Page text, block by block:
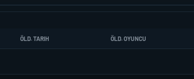
ÖLD. TARIH ÖLD. OYUNCU